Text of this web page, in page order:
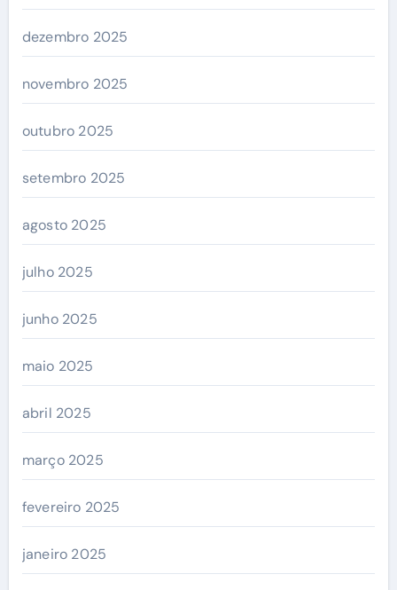
dezembro 2025
novembro 2025
outubro 2025
setembro 2025
agosto 2025
julho 2025
junho 2025
maio 2025
abril 2025
março 2025
fevereiro 2025
janeiro 2025